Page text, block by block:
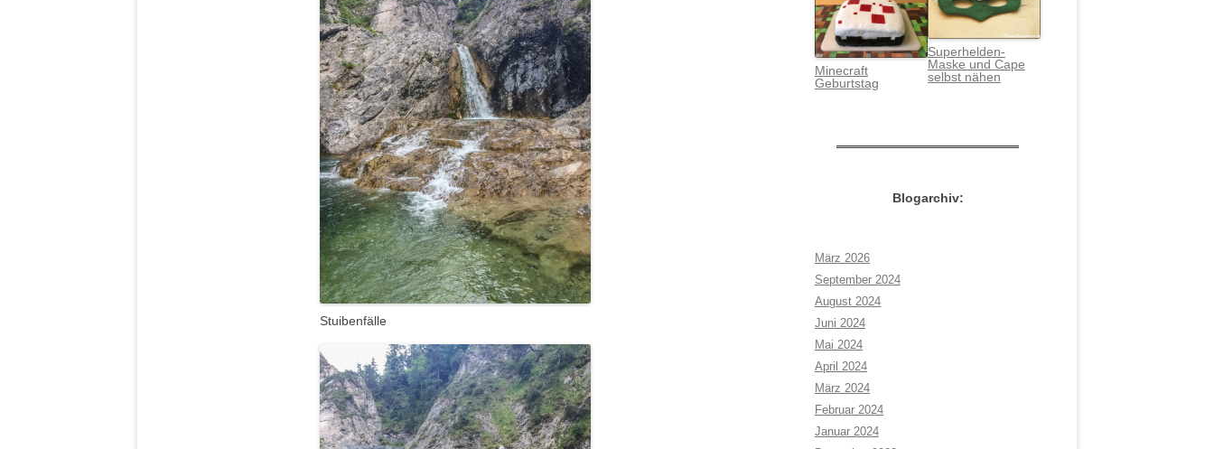
Stuibenfälle
Minecraft
Geburtstag
Superhelden-
Maske und Cape
selbst nähen
Blogarchiv:
März 2026
September 2024
August 2024
Juni 2024
Mai 2024
April 2024
März 2024
Februar 2024
Januar 2024